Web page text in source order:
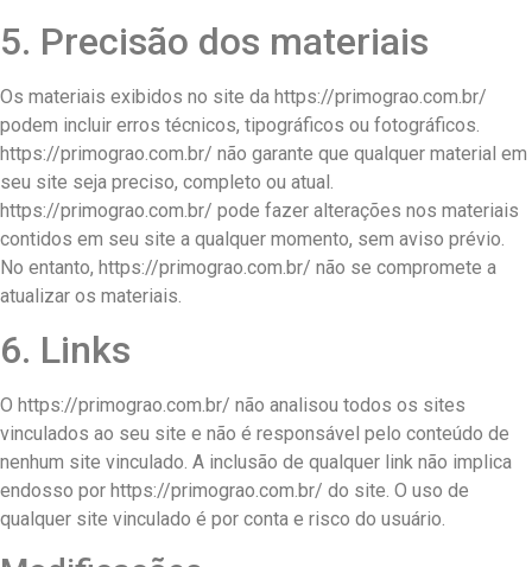
5. Precisão dos materiais
Os materiais exibidos no site da https://primograo.com.br/
podem incluir erros técnicos, tipográficos ou fotográficos.
https://primograo.com.br/ não garante que qualquer material em
seu site seja preciso, completo ou atual.
https://primograo.com.br/ pode fazer alterações nos materiais
contidos em seu site a qualquer momento, sem aviso prévio.
No entanto, https://primograo.com.br/ não se compromete a
atualizar os materiais.
6. Links
O https://primograo.com.br/ não analisou todos os sites
vinculados ao seu site e não é responsável pelo conteúdo de
nenhum site vinculado. A inclusão de qualquer link não implica
endosso por https://primograo.com.br/ do site. O uso de
qualquer site vinculado é por conta e risco do usuário.